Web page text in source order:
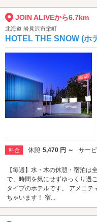
JOIN ALIVEから6.7km
北海道 岩見沢市栄町
HOTEL THE SNOW (ホ
料金 休憩 5,470 円 ～ サー
【毎週】水・木の休憩・宿泊
で、時間を気にせずゆっくり過
タイプのホテルです。 アメニテ
ちゃいます！ 宿...